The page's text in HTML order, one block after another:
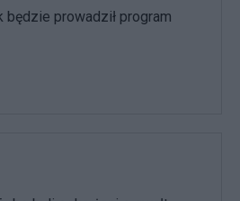
będzie prowadził program